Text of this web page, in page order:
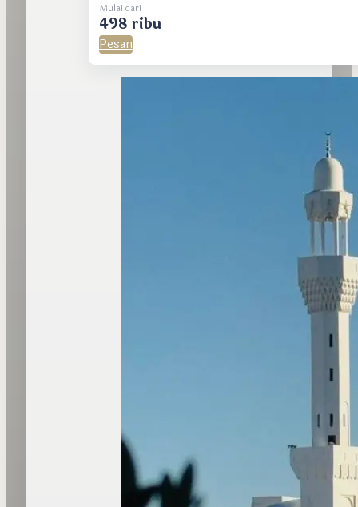
Mulai dari
498 ribu
Pesan